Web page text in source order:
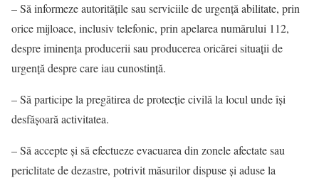
– Să informeze autorităţile sau serviciile de urgenţă abilitate, prin
orice mijloace, inclusiv telefonic, prin apelarea numărului 112,
despre iminenţa producerii sau producerea oricărei situaţii de
urgenţă despre care iau cunostinţă.
– Să participe la pregătirea de protecţie civilă la locul unde îşi
desfăşoară activitatea.
– Să accepte şi să efectueze evacuarea din zonele afectate sau
periclitate de dezastre, potrivit măsurilor dispuse şi aduse la